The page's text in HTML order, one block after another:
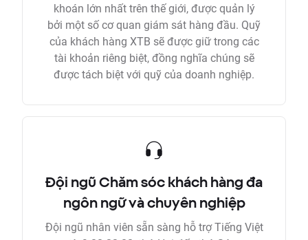
khoán lớn nhất trên thế giới, được quản lý
bởi một số cơ quan giám sát hàng đầu. Quỹ
của khách hàng XTB sẽ được giữ trong các
tài khoản riêng biệt, đồng nghĩa chúng sẽ
được tách biệt với quỹ của doanh nghiệp.
Đội ngũ Chăm sóc khách hàng đa
ngôn ngữ và chuyên nghiệp
Đội ngũ nhân viên sẵn sàng hỗ trợ Tiếng Việt